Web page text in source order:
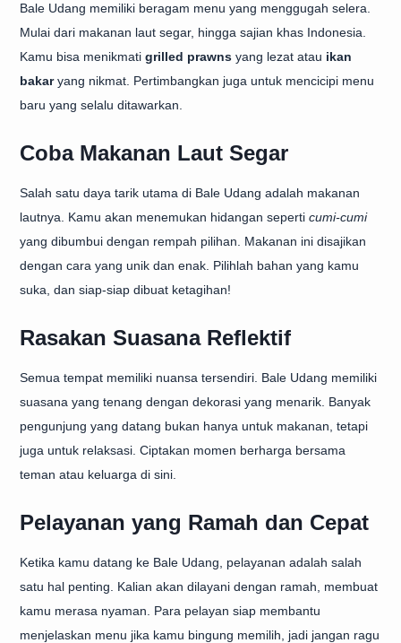
Bale Udang memiliki beragam menu yang menggugah selera.
Mulai dari makanan laut segar, hingga sajian khas Indonesia.
Kamu bisa menikmati grilled prawns yang lezat atau ikan
bakaryang nikmat. Pertimbangkan juga untuk mencicipi menu
baru yang selalu ditawarkan.
Coba Makanan Laut Segar
Salah satu daya tarik utama di Bale Udang adalah makanan
lautnya. Kamu akan menemukan hidangan seperti cumi-cumi
yang dibumbui dengan rempah pilihan. Makanan ini disajikan
dengan cara yang unik dan enak. Pilihlah bahan yang kamu
suka, dan siap-siap dibuat ketagihan!
Rasakan Suasana Reflektif
Semua tempat memiliki nuansa tersendiri. Bale Udang memiliki
suasana yang tenang dengan dekorasi yang menarik. Banyak
pengunjung yang datang bukan hanya untuk makanan, tetapi
juga untuk relaksasi. Ciptakan momen berharga bersama
teman atau keluarga di sini.
Pelayanan yang Ramah dan Cepat
Ketika kamu datang ke Bale Udang, pelayanan adalah salah
satu hal penting. Kalian akan dilayani dengan ramah, membuat
kamu merasa nyaman. Para pelayan siap membantu
menjelaskan menu jika kamu bingung memilih, jadi jangan ragu